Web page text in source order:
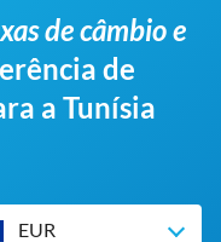
de câmbio e
de
a Tunísia
EUR